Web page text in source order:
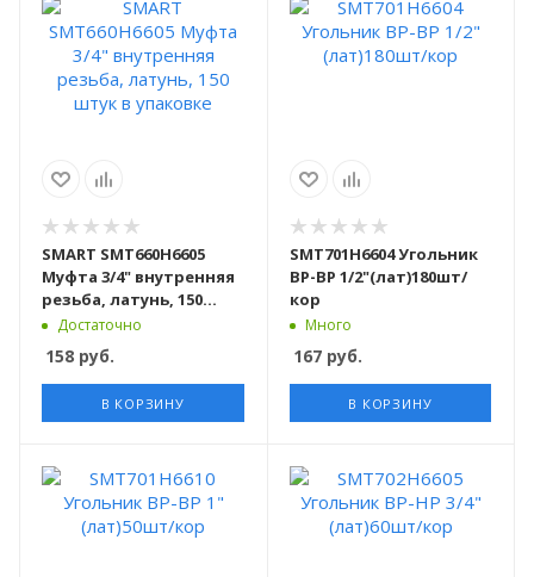
SMART SMT660H6605
Муфта 3/4" внутренняя
резьба, латунь, 150
штук в упаковке
Достаточно
158 руб.
В КОРЗИНУ
SMT701Н6604 Угольник
ВР-ВР 1/2"(лат)180шт/
кор
Много
167руб.
В КОРЗИНУ